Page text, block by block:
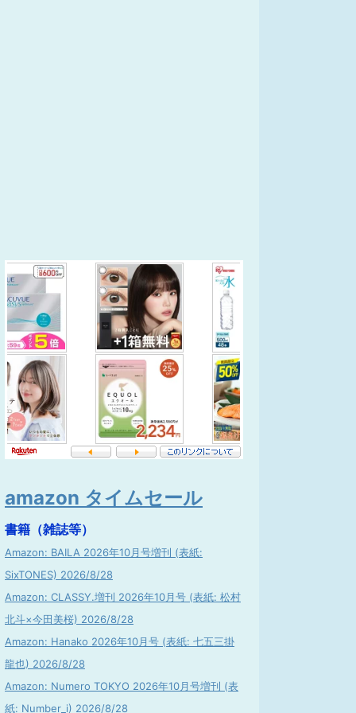
amazon タイムセール
書籍（雑誌等）
Amazon: BAILA 2026年10月号増刊 (表紙:
SixTONES) 2026/8/28
Amazon: CLASSY.増刊 2026年10月号 (表紙: 松村
北斗×今田美桜) 2026/8/28
Amazon: Hanako 2026年10月号 (表紙: 七五三掛
龍也) 2026/8/28
Amazon: Numero TOKYO 2026年10月号増刊 (表
紙: Number_i) 2026/8/28